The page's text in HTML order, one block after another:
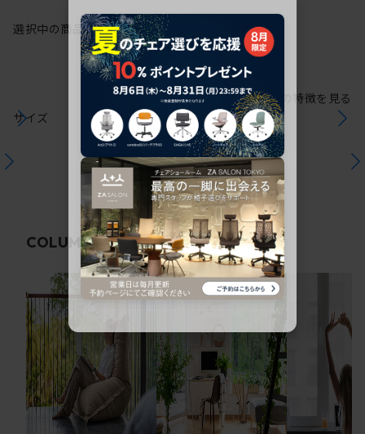
選択中の商品情報保証注意事項
サイズ
シリーズの特徴を見る
COLUMN関連コラム